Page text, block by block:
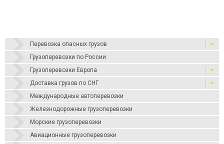
Перевозка опасных грузов
Грузоперевозки по России
Грузоперевозки Европа
Доставка грузов по СНГ
Международные автоперевозки
Железнодорожные грузоперевозки
Морские грузоперевозки
Авиационные грузоперевозки